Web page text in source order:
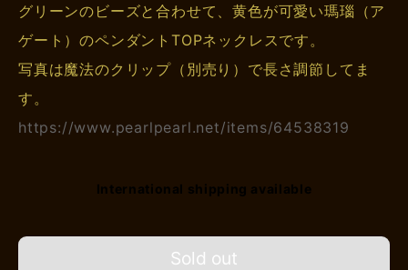
グリーンのビーズと合わせて、黄色が可愛い瑪瑙（ア
ゲート）のペンダントTOPネックレスです。
写真は魔法のクリップ（別売り）で長さ調節してま
す。
https://www.pearlpearl.net/items/64538319
International shipping available
Sold out